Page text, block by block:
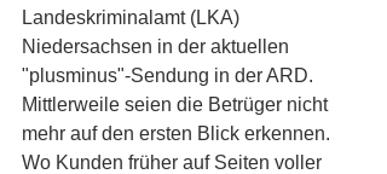
Landeskriminalamt (LKA)
Niedersachsen in der aktuellen
"plusminus"-Sendung in der ARD.
Mittlerweile seien die Betrüger nicht
mehr auf den ersten Blick erkennen.
Wo Kunden früher auf Seiten voller